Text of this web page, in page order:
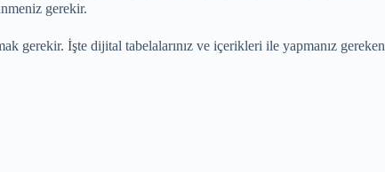
gerekir.
gerekir. İşte dijital tabelalarınız ve içerikleri ile yapmanız gereken